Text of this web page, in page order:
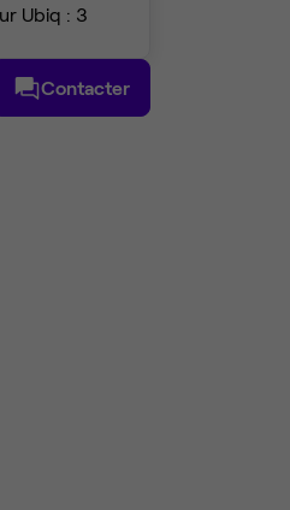
Ubiq : 3
Contacter